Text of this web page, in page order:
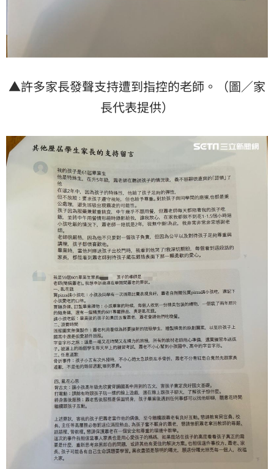
▲許多家長發聲支持遭到指控的老師。（圖／家
長代表提供）